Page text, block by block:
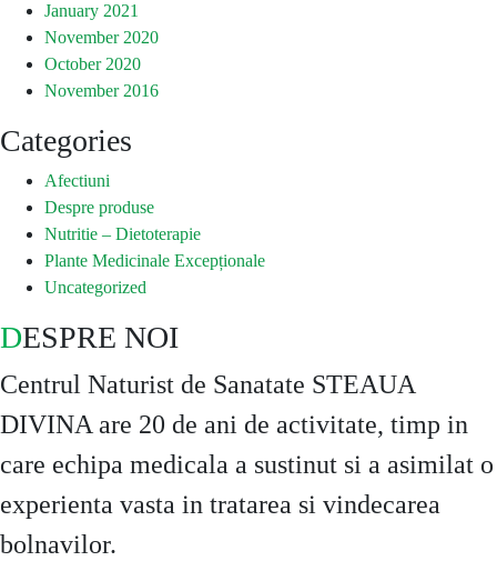
January 2021
November 2020
October 2020
November 2016
Categories
Afectiuni
Despre produse
Nutritie – Dietoterapie
Plante Medicinale Excepționale
Uncategorized
DESPRE NOI
Centrul Naturist de Sanatate STEAUA
DIVINA are 20 de ani de activitate, timp in
care echipa medicala a sustinut si a asimilat o
experienta vasta in tratarea si vindecarea
bolnavilor.